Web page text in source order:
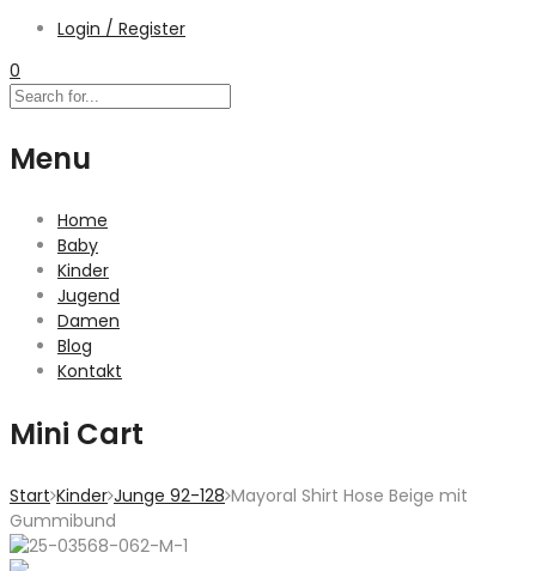
Login / Register
0
Menu
Home
Baby
Kinder
Jugend
Damen
Blog
Kontakt
Mini Cart
Start Kinder Junge 92-128 Mayoral Shirt Hose Beige mit
Gummibund